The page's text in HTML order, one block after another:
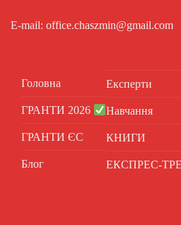
E-mail: office.chaszmin@gmail.com
Головна
ГРАНТИ 2026
ГРАНТИ ЄС
Блог
Експерти
Навчання
КНИГИ
ЕКСПРЕС-